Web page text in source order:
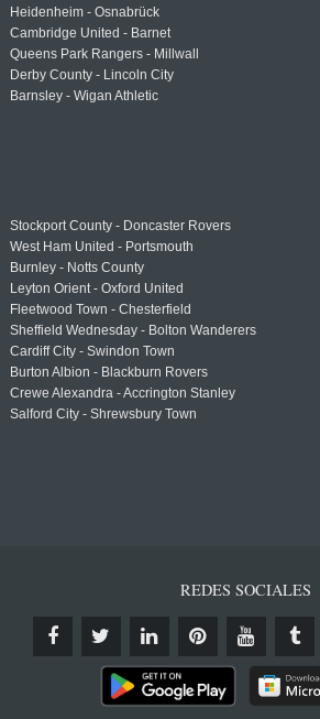
Heidenheim - Osnabrück
Cambridge United - Barnet
Queens Park Rangers - Millwall
Derby County - Lincoln City
Barnsley - Wigan Athletic
Stockport County - Doncaster Rovers
West Ham United - Portsmouth
Burnley - Notts County
Leyton Orient - Oxford United
Fleetwood Town - Chesterfield
Sheffield Wednesday - Bolton Wanderers
Cardiff City - Swindon Town
Burton Albion - Blackburn Rovers
Crewe Alexandra - Accrington Stanley
Salford City - Shrewsbury Town
REDES SOCIALES